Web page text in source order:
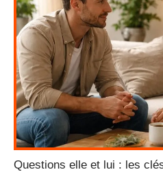
Questions elle et lui : les